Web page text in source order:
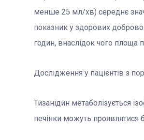
менше 25 мл/хв) середнє
показник у здорових
годин, внаслідок чого площа
Дослідження у пацієнтів з
Тизанідин метаболізується
печінки можуть проявлятися